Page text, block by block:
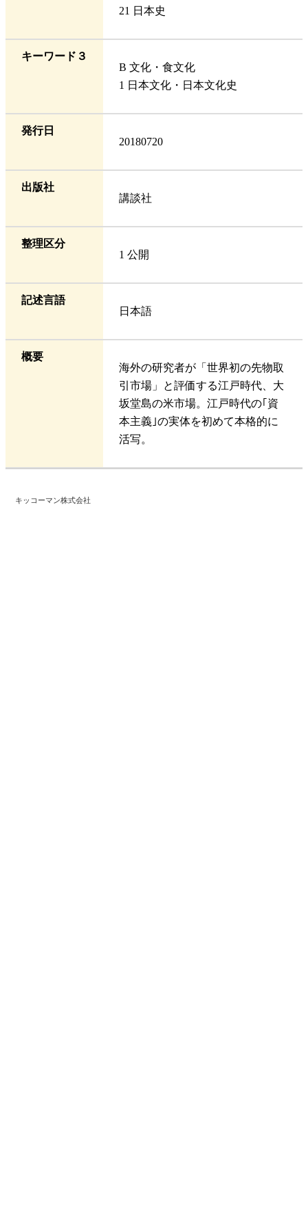
21 日本史
キーワード３
B 文化・食文化
1 日本文化・日本文化史
発行日
20180720
出版社
講談社
整理区分
1 公開
記述言語
日本語
概要
海外の研究者が「世界初の先物取
引市場」と評価する江戸時代、大
坂堂島の米市場。江戸時代の｢資
本主義｣の実体を初めて本格的に
活写。
キッコーマン株式会社